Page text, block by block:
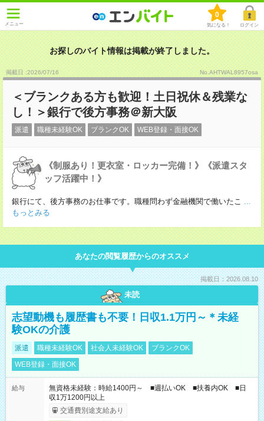
メニュー
0
気になる！ ログイン
お探しのバイト情報は掲載が終了しました。
掲載日 :2026/07/16 No.AHTWAL8957osa
＜ブランクある方も歓迎！土日祝休＆残業な
し！＞銀行で後方事務＠新大阪
派遣 職種未経験OK ブランクOK WEB登録・面接OK
《制服あり！更衣室・ロッカー完備！》《派遣スタ
ッフ活躍中！》
銀行にて、後方事務のお仕事です。職種問わず金融機関で働いたこ ...
もっとみる
あなたの閲覧履歴からのオススメ
掲載日：2026.08.10
未読
志望動機も履歴書も不要！日収1.1万円～＊未経
験OKの介護
派遣 職種未経験OK 社会人未経験OK
ブランクOK
WEB登録・面接OK
給与
無資格未経験：時給1400円～ ■週払いOK ■扶養内OK ■日
収1万1200円以上
交通費別途支給あり